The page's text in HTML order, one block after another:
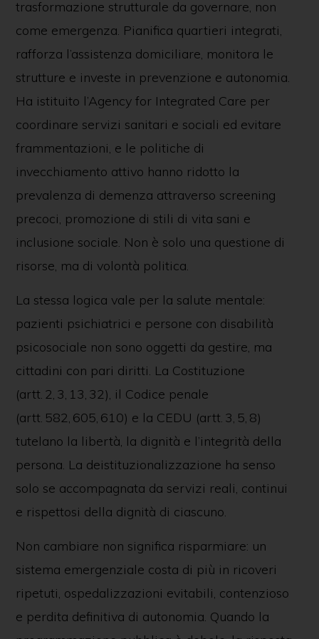
trasformazione strutturale da governare, non
come emergenza. Pianifica quartieri integrati,
rafforza l’assistenza domiciliare, monitora le
strutture e investe in prevenzione e autonomia.
Ha istituito l’Agency for Integrated Care per
coordinare servizi sanitari e sociali ed evitare
frammentazioni, e le politiche di
invecchiamento attivo hanno ridotto la
prevalenza di demenza attraverso screening
precoci, promozione di stili di vita sani e
inclusione sociale. Non è solo una questione di
risorse, ma di volontà politica.
La stessa logica vale per la salute mentale:
pazienti psichiatrici e persone con disabilità
psicosociale non sono oggetti da gestire, ma
cittadini con pari diritti. La Costituzione
(artt. 2, 3, 13, 32), il Codice penale
(artt. 582, 605, 610) e la CEDU (artt. 3, 5, 8)
tutelano la libertà, la dignità e l’integrità della
persona. La deistituzionalizzazione ha senso
solo se accompagnata da servizi reali, continui
e rispettosi della dignità di ciascuno.
Non cambiare non significa risparmiare: un
sistema emergenziale costa di più in ricoveri
ripetuti, ospedalizzazioni evitabili, contenzioso
e perdita definitiva di autonomia. Quando la